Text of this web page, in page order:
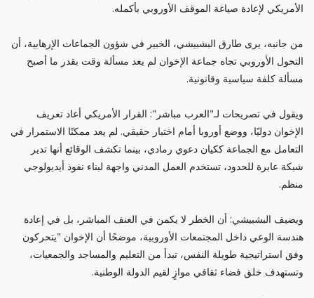
الأمريكي لإعادة صياغة الموقف الأوروبي بأكمله.
من جانبه، يرى طارق البشبيشي، الخبير في شؤون الجماعات الإرهابية، أن
التحول الأوروبي تجاه جماعة الإخوان لم يعد مسألة وقت بقدر ما أصبح
مسألة كلفة سياسية وقانونية.
ويقول في تصريحات لـ"العرب مباشر": القرار الأمريكي أعاد تعريف
الإخوان دوليًا، ووضع أوروبا أمام اختبار حقيقي. لم يعد ممكنًا الاستمرار في
التعامل مع الجماعة ككيان دعوي رمادي، بينما تكشف الوقائع أنها تدير
شبكة عابرة للحدود، تستخدم العمل المدني واجهة لبناء نفوذ أيديولوجي
منظم.
ويضيف البشبيشي: أن الخطر لا يكمن في العنف المباشر، بل في إعادة
هندسة الوعي داخل المجتمعات الأوروبية، موضحًا أن الإخوان "يتحركون
وفق استراتيجية طويلة النفس، تبدأ من التعليم والمساجد والجمعيات،
وتستهدف خلق فضاء ثقافي موازٍ لقيم الدولة الوطنية.